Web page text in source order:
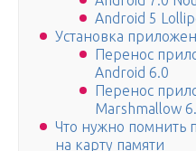
Android 5
Установка
Перенос
Android 6.0
Перенос
Marshmallow
Что нужно помнить
на карту памяти